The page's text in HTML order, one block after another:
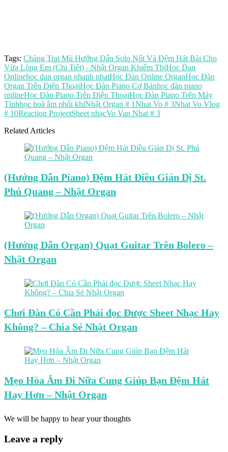
Tags: Chàng Trai Mù Hướng Dẫn Solo Nốt Và Đệm Hát Bài Cho
Vừa Lòng Em (Chi Tiết) - Nhật Organ Khiếm ThịHoc Dan
Onlinehoc dan organ nhanh nhatHọc Đàn Online OrganHọc Đàn
Organ Trên Điện ThoạiHọc Đàn Piano Cơ Bảnhọc đàn piano
onlineHọc Đàn Piano Trên Điện ThoạiHọc Đàn Piano Trên Máy
Tínhhọc hoà âm phối khíNhật Organ # 1Nhat Vo # 3Nhat Vo Vlog
# 10Reaction ProjectSheet nhạcVo Van Nhat # 3
Related Articles
(Hướng Dẫn Piano) Đệm Hát Điều Giản Dị St.
Phú Quang – Nhật Organ
(Hướng Dẫn Organ) Quạt Guitar Trên Bolero –
Nhật Organ
Chơi Đàn Có Cần Phải đọc Được Sheet Nhạc Hay
Không? – Chia Sẻ Nhật Organ
Mẹo Hòa Âm Đi Nữa Cung Giúp Bạn Đệm Hát
Hay Hơn – Nhật Organ
We will be happy to hear your thoughts
Leave a reply